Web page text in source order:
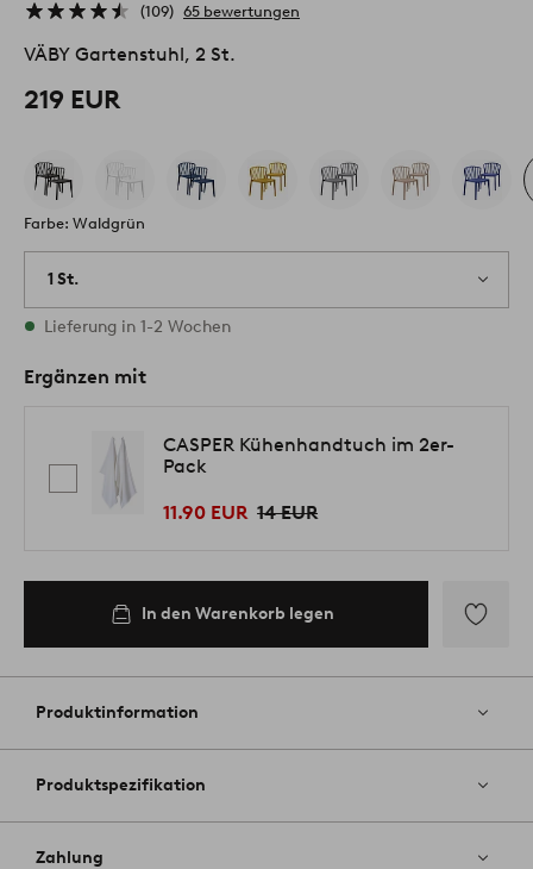
109 65 bewertungen
VÄBY Gartenstuhl, 2 St.
219 EUR
Farbe: Waldgrün
1 St.
Vorrätig
Lieferung in 1-2 Wochen
Ergänzen mit
CASPER Kühenhandtuch im 2er-
Pack
11.90 EUR 14 EUR
In den Warenkorb legen
Favoriten
Produktinformation
Produktspezifikation
Zahlung